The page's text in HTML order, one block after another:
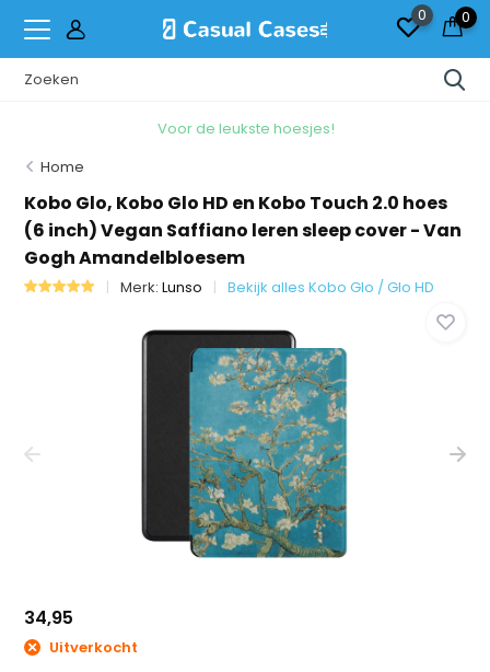
0 0
Voor de leukste hoesjes!
Home
Kobo Glo, Kobo Glo HD en Kobo Touch 2.0 hoes
(6 inch) Vegan Saffiano leren sleep cover - Van
Gogh Amandelbloesem
Merk:Lunso Bekijk alles Kobo Glo / Glo HD
34,95
Uitverkocht